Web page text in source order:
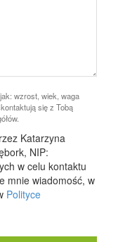
wzrost, wiek, waga
się z Tobą
Katarzyna
NIP:
w celu kontaktu
mnie wiadomość, w
Polityce